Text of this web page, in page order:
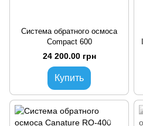
Система обратного осмоса
Compact 600
24 200.00 грн
Купить